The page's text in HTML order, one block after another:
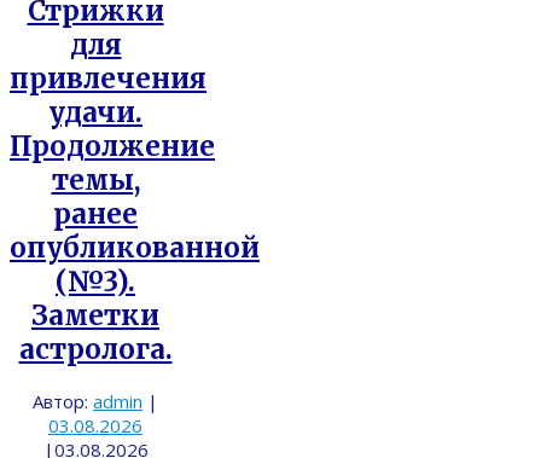
Стрижки
для
привлечения
удачи.
Продолжение
темы,
ранее
опубликованной
(№3).
Заметки
астролога.
Автор: admin |
03.08.2026
| 03.08.2026